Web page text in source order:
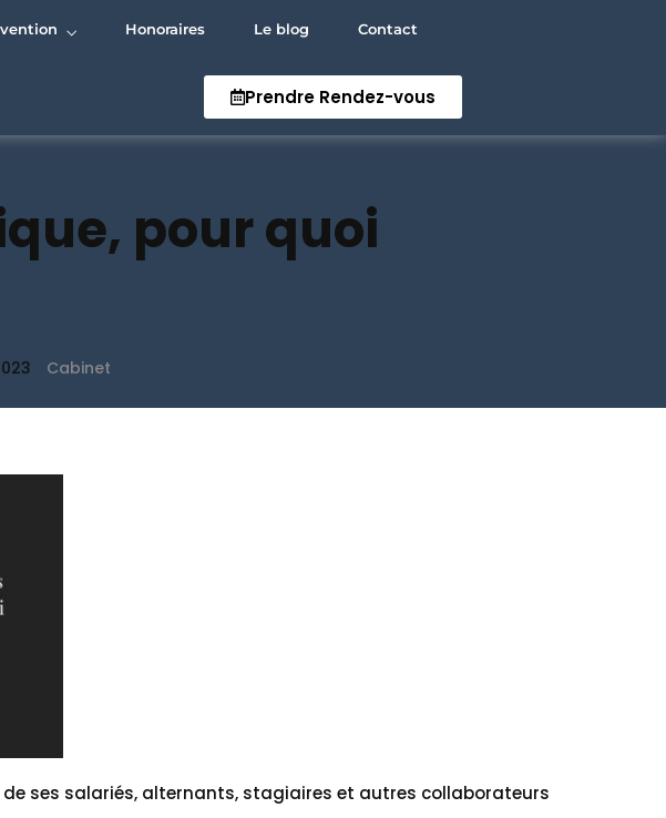
Honoraires Le blog Contact
Prendre Rendez-vous
pour quoi
Cabinet
ses salariés, alternants, stagiaires et autres collaborateurs